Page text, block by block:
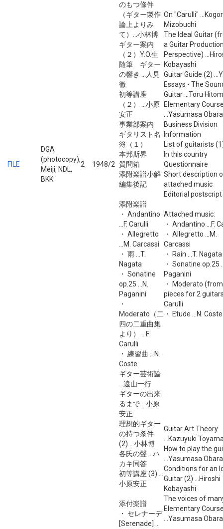
FILE
DGA
(photocopy),
Meiji, NDL,
BKK
2 1948/2
のもつ條件
（ギター製作
論上よりみ
て）...小林博
ギター案内
（２）Y.O.生
随筆 ギター
の響き ...人見
徹
初等講座
（２） ...小原
安正
事業部案内
ギタリスト名
簿（１）
本邦斯界
質問箱
添附楽譜小解
編集後記
添附楽譜
・ Andantino
...F. Carulli
・ Allegretto
...M. Carcassi
・ 雨 ...T.
Nagata
・ Sonatine
op.25 ...N.
Paganini
・
Moderato（二
四の二重曲集
より） ...F.
Carulli
・ 練習曲 ...N.
Coste
On "Carulli"
Mizobuchi
The Ideal Guitar
a Guitar
Perspective)
Kobayashi
Guitar Guide (2)
Essays - The
Guitar ...Toru
Elementary
...Yasumasa Obara
Business Division
Information
List of guitarists
In this country
Questionnaire
Short description
attached music
Editorial postscript
Attached music:
・ Andantino ...F.
・ Allegretto ...M.
Carcassi
・ Rain ...T. Nagata
・ Sonatine op.25
Paganini
・ Moderato
pieces for 2
Carulli
・ Etude ...N. Coste
ギター芸術論
...遠山一行
ギターの出来
るまで ...小原
安正
理想的ギター
の持つ条件
(2) ...小林博
各氏の聲 ...ハ
カキ同答
初等講座 (3) ...
小原安正
添付楽譜
・ セレナーデ
[Serenade] ...
Guitar Art Theory
...Kazuyuki
How to play the
...Yasumasa Obara
Conditions for an
Guitar (2) ...Hiroshi
Kobayashi
The voices of
Elementary
...Yasumasa Obara